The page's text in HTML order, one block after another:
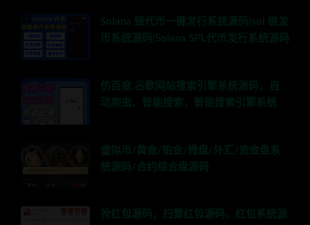
Solana 链代币一键发行系统源码|sol 链发
币系统源码|Solana SPL代币发行系统源码
仿百度,谷歌网站搜索引擎系统源码，自
动爬虫、智能搜索，智能搜索引擎系统
虚拟币/黄金/铂金/微盘/外汇/资金盘系
统源码/合约综合盘源码
抢红包源码，扫雷红包源码，红包系统源